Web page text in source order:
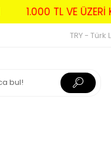
1.000 TL VE
TRY - Türk